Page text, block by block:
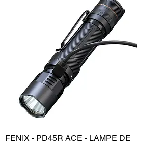
FENIX - PD45R ACE - LAMPE DE